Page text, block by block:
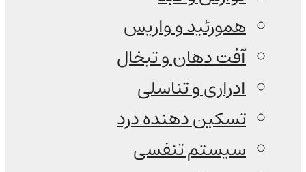
همورئید و واریس
آفت دهان و تبخال
ادراری و تناسلی
تسکین دهنده درد
سیستم تنفسی